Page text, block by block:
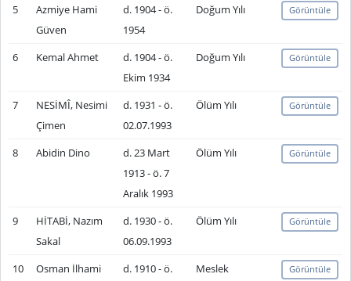
5
Azmiye Hami
Güven
d. 1904 - ö.
1954
Doğum Yılı Görüntüle
6 Kemal Ahmet
d. 1904 - ö.
Ekim 1934
Doğum Yılı Görüntüle
7
NESİMÎ, Nesimi
Çimen
d. 1931 - ö.
02.07.1993
Ölüm Yılı Görüntüle
8 Abidin Dino
d. 23 Mart
1913 - ö. 7
Aralık 1993
Ölüm Yılı Görüntüle
9
HİTABİ, Nazım
Sakal
d. 1930 - ö.
06.09.1993
Ölüm Yılı Görüntüle
10
Osman İlhami
d. 1910 - ö.
Meslek Görüntüle